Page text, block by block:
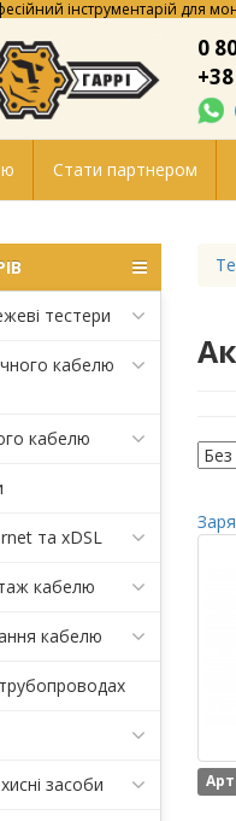
інструментарій для
0
Стати партнером
тестери
кабелю
кабелю
та xDSL
кабелю
кабелю
засоби